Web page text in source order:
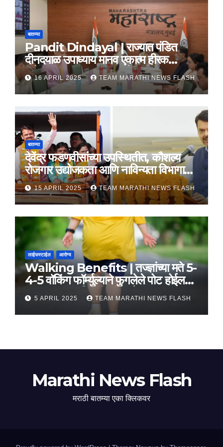
बातम्या
Pandit Dindayal | राज्यात पंडित
दीनदयाळ उपाध्याय मानव एकात्म हीरक
महोत्सव, 22-25 दरम्यान होणार साजरा
16 APRIL 2025 TEAM MARATHI NEWS FLASH
बातम्या
देवेंद्र फडणवीसांच्या उपस्थितीत, कौशल्य
रोजगार उद्योजकता आणि नाविन्यता विभागाचे
तीन सामंजस्य करार
15 APRIL 2025 TEAM MARATHI NEWS FLASH
लाईफस्टाईल आरोग्य
Walking Benefits | तज्ज्ञांच्या मते 5-
4-5 वॉकिंग फॉर्म्युल्याने फुगलेले पोट होईल
लवकर सपाट, मिळतील फायदे
5 APRIL 2025 TEAM MARATHI NEWS FLASH
Marathi News Flash
मराठी बातम्या एका क्लिकवर